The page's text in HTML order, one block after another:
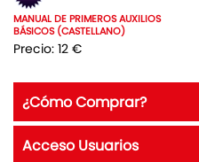
MANUAL DE PRIMEROS AUXILIOS
BÁSICOS (CASTELLANO)
Precio: 12 €
¿Cómo Comprar?
Acceso Usuarios